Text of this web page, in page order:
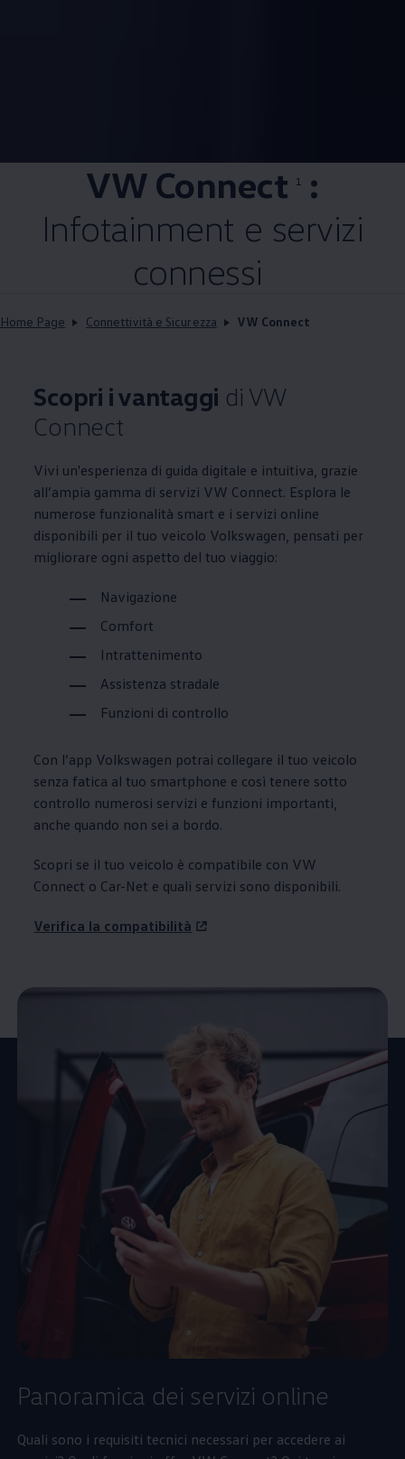
VW Connect 1
:
Infotainment e servizi
connessi
Home Page Connettività e Sicurezza VW Connect
Scopri i vantaggi di VW
Connect
Vivi un'esperienza di guida digitale e intuitiva, grazie
all’ampia gamma di servizi VW Connect. Esplora le
numerose funzionalità smart e i servizi online
disponibili per il tuo veicolo Volkswagen, pensati per
migliorare ogni aspetto del tuo viaggio:
Navigazione
Comfort
Intrattenimento
Assistenza stradale
Funzioni di controllo
Con l’app Volkswagen potrai collegare il tuo veicolo
senza fatica al tuo smartphone e così tenere sotto
controllo numerosi servizi e funzioni importanti,
anche quando non sei a bordo.
Scopri se il tuo veicolo è compatibile con VW
Connect o Car-Net e quali servizi sono disponibili.
Verifica la compatibilità
Panoramica dei servizi online
Quali sono i requisiti tecnici necessari per accedere ai